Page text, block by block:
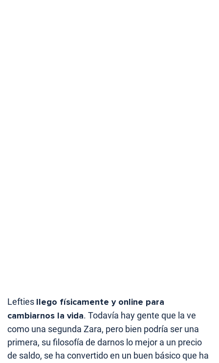
Lefties llego físicamente y online para
cambiarnos la vida. Todavía hay gente que la ve
como una segunda Zara, pero bien podría ser una
primera, su filosofía de darnos lo mejor a un precio
de saldo, se ha convertido en un buen básico que ha